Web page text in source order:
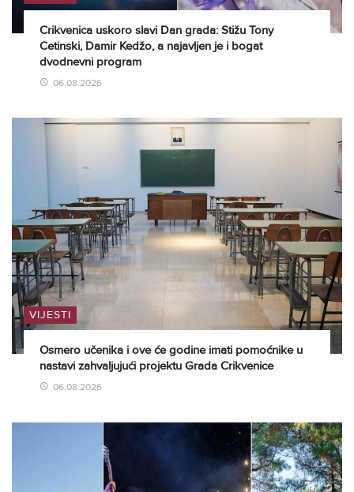
Crikvenica uskoro slavi Dan grada: Stižu Tony
Cetinski, Damir Kedžo, a najavljen je i bogat
dvodnevni program
06.08.2026
VIJESTI
Osmero učenika i ove će godine imati pomoćnike u
nastavi zahvaljujući projektu Grada Crikvenice
06.08.2026